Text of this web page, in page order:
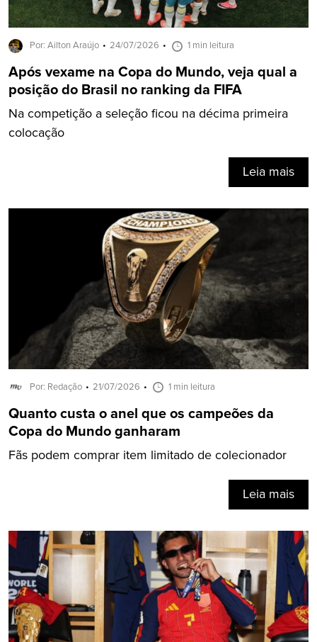
Por: Ailton Araújo 24/07/2026 1 min leitura
Após vexame na Copa do Mundo, veja qual a
posição do Brasil no ranking da FIFA
Na competição a seleção ficou na décima primeira
colocação
Leia mais
Por: Redação 21/07/2026 1 min leitura
Quanto custa o anel que os campeões da
Copa do Mundo ganharam
Fãs podem comprar item limitado de colecionador
Leia mais